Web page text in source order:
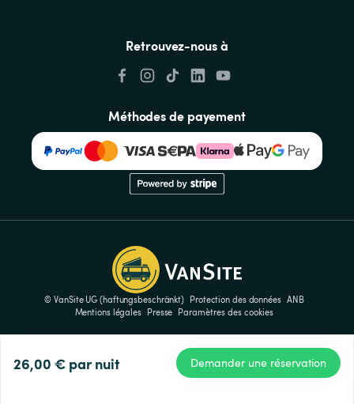
26,00 € par nuit Demander une réservation
Retrouvez-nous à
Méthodes de payement
© VanSite UG (haftungsbeschränkt) Protection des données ANB
Mentions légales
Presse Paramètres des cookies